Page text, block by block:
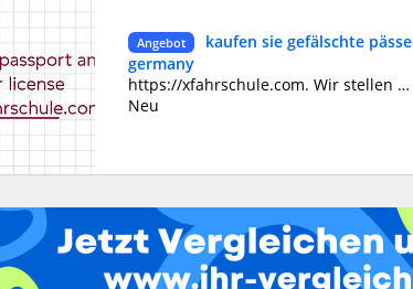
Angebot
kaufen sie gefälschte pässe
germany
https://xfahrschule.com. Wir stellen vor: XFahrschule.com – Ihr Weg zum Fahrerfolg! Sind Sie bereit, sich auf die aufregende Reise zu begeben, ein selbstbewusster und erfahrener Fahrer zu werden? Suchen Sie nicht weiter als bei XFahrschule.com, Ihrem ultimativen Ziel für erstklassige Fahrausbildung! Wir sind hier, um Ihre Fahrträume in die Realität umzusetzen. Warum XFahrschule.com wählen? Fachkundige Ausbilder: Unser Team aus hochqualifizierten und erfahrenen Ausbildern ist bestrebt, Ihnen das Wissen und die Fähigkeiten zu vermitteln, die Sie benötigen, um sicher und souverän auf der Straße zu navigieren. Praktische Online-Ressourcen: Greifen Sie auf eine Fülle interaktiver Online-Ressourcen zu, darunter Video-Tutorials, Übungstests und Studienführer, die darauf zugeschnitten sind, Ihnen beim Bestehen Ihrer Fahrprüfungen zu helfen. Flexible Planung: Wir verstehen Ihren geschäftigen Lebensstil und bieten daher flexible Planungsoptionen an, die zu Ihrem Zeitplan passen und sicherstellen, dass Sie in Ihrem eigenen Tempo lernen können. Erschwingliche Preise: Eine hochwertige Fahrerausbildung sollte nicht Ihr Budget sprengen. XFahrschule.com bietet wettbewerbsfähige Preisoptionen, damit Sie den besten Wert für Ihre Investition erhalten. Nachgewiesener Erfolg: Schließen Sie sich Tausenden zufriedener Fahrschüler an, die bei uns ihre Fahrprüfungen erfolgreich bestanden haben. Unsere Erfolgsbilanz spricht für sich! Verpassen Sie nicht die Gelegenheit, Ihre Fahrreise mit XFahrschule.com anzukurbeln. Besuchen Sie noch heute unsere Website unter https://xfahrschule.com, um sich anzumelden und den ersten Schritt zu einem sicheren, selbstbewussten und verantwortungsbewussten Fahrer zu machen. Hier beginnt Ihr Weg zum Fahrerfolg!
Neu